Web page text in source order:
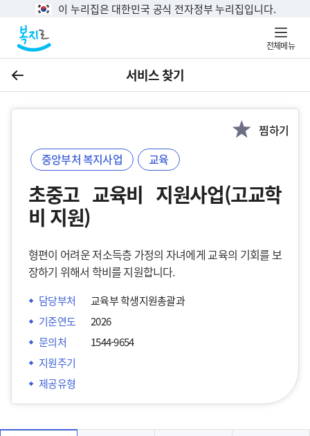
이 누리집은 대한민국 공식 전자정부 누리집입니다.
전체메뉴
이전 서비스 찾기
찜하기
중앙부처 복지사업
교육
초중고 교육비 지원사업(고교학
비 지원)
형편이 어려운 저소득층 가정의 자녀에게 교육의 기회를 보
장하기 위해서 학비를 지원합니다.
담당부처
교육부 학생지원총괄과
기준연도
2026
문의처
1544-9654
지원주기
제공유형